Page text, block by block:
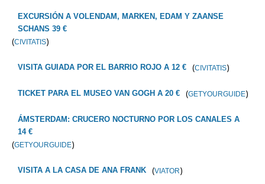
EXCURSIÓN A VOLENDAM, MARKEN, EDAM Y ZAANSE
SCHANS 39 €
(CIVITATIS)
VISITA GUIADA POR EL BARRIO ROJO A 12 € (CIVITATIS)
TICKET PARA EL MUSEO VAN GOGH A 20 € (GETYOURGUIDE)
ÁMSTERDAM: CRUCERO NOCTURNO POR LOS CANALES A
14 €
(GETYOURGUIDE)
VISITA A LA CASA DE ANA FRANK (VIATOR)